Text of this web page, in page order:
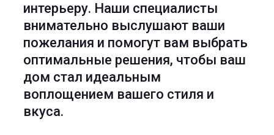
интерьеру. Наши специалисты
внимательно выслушают ваши
пожелания и помогут вам выбрать
оптимальные решения, чтобы ваш
дом стал идеальным
воплощением вашего стиля и
вкуса.